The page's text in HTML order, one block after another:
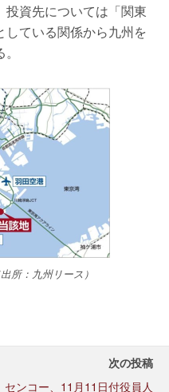
資先については「関東
ている関係から九州を
所：九州リース）
次の投稿
センコー、11月11日付役員人